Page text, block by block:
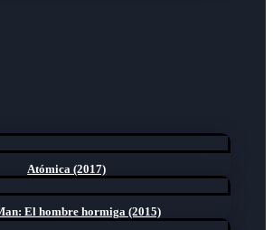
Atómica (2017)
El hombre hormiga (2015)